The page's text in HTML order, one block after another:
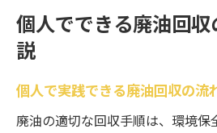
個人でできる廃油回
説
個人で実践できる廃油回収の流
廃油の適切な回収手順は、環境保